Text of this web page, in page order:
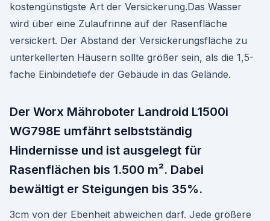
kostengünstigste Art der Versickerung.Das Wasser
wird über eine Zulaufrinne auf der Rasenfläche
versickert. Der Abstand der Versickerungsfläche zu
unterkellerten Häusern sollte größer sein, als die 1,5-
fache Einbindetiefe der Gebäude in das Gelände.
Der Worx Mähroboter Landroid L1500i
WG798E umfährt selbstständig
Hindernisse und ist ausgelegt für
Rasenflächen bis 1.500 m². Dabei
bewältigt er Steigungen bis 35%.
3cm von der Ebenheit abweichen darf. Jede größere